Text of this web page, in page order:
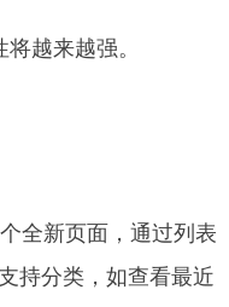
越来越强。
全新页面，通过列表
持分类，如查看最近